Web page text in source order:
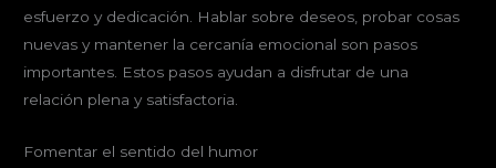
esfuerzo y dedicación. Hablar sobre deseos, probar cosas
nuevas y mantener la cercanía emocional son pasos
importantes. Estos pasos ayudan a disfrutar de una
relación plena y satisfactoria.
Fomentar el sentido del humor